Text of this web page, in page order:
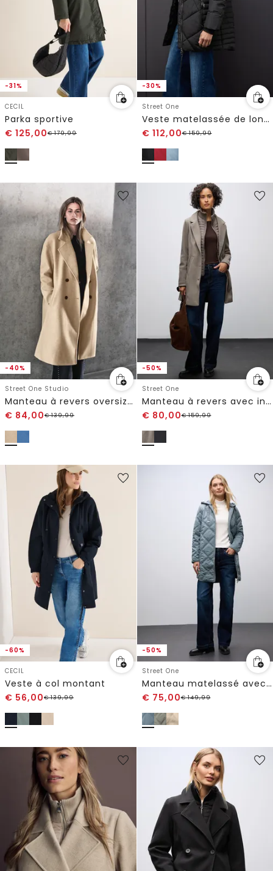
-31%
CECIL
Parka sportive
€ 125,00€179,99
-30%
Street One
Veste matelassée de longueur midi
€ 112,00€159,99
-40%
Street One Studio
Manteau à revers oversized
€ 84,00€139,99
-50%
Street One
Manteau à revers avec incrustation
€ 80,00€159,99
-60%
CECIL
Veste à col montant
€ 56,00€139,99
-50%
Street One
Manteau matelassé avec capuche
€ 75,00€149,99